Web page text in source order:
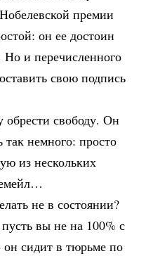
премии
он ее достоин
Но и перечисленного
свою подпись
обрести свободу. Он
так немного: просто
из нескольких
не в состоянии?
вы не на 100% с
сидит в тюрьме по